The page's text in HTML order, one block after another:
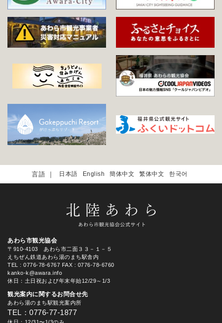
日本語 English 簡体中文 繁体中文 한국어
あわら市観光協会
〒910-4103 あわら市二面３３－１－５
えちぜん鉄道あわら湯のまち駅舎内
TEL
: 0776-78-6767 FAX : 0776-78-6760
kanko-k@awara.info
休日：土日祝および年末年始12/29～1/3
観光案内に関するお問合せ先
あわら湯のまち駅観光案内所
TEL：0776-77-1877
休日：12/31〜1/3のみ